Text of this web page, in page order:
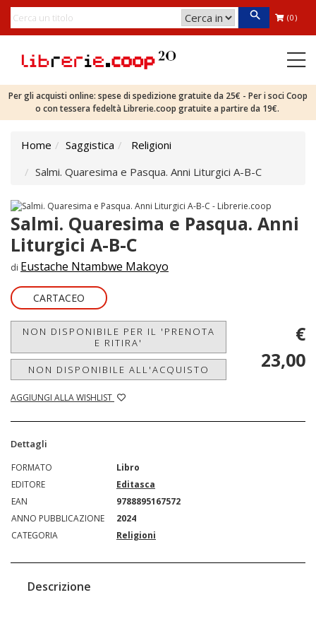
(0)
Per gli acquisti online: spese di spedizione gratuite da 25€ - Per i soci Coop
o con tessera fedeltà Librerie.coop gratuite a partire da 19€.
Home Saggistica
Religioni
Salmi. Quaresima e Pasqua. Anni Liturgici A-B-C
Salmi. Quaresima e Pasqua. Anni
Liturgici A-B-C
di Eustache Ntambwe Makoyo
CARTACEO
NON DISPONIBILE PER IL 'PRENOTA
E RITIRA'
NON DISPONIBILE ALL'ACQUISTO
AGGIUNGI ALLA WISHLIST
€
23,00
Dettagli
FORMATO
Libro
EDITORE
Editasca
EAN
9788895167572
ANNO PUBBLICAZIONE
2024
CATEGORIA
Religioni
Descrizione